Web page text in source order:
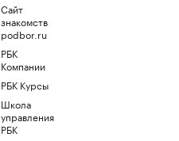
Сайт
знакомств
podbor.ru
РБК
Компании
РБК Курсы
Школа
управления
РБК